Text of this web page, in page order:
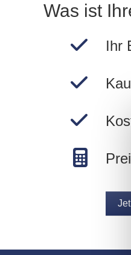
Was ist
Ihr